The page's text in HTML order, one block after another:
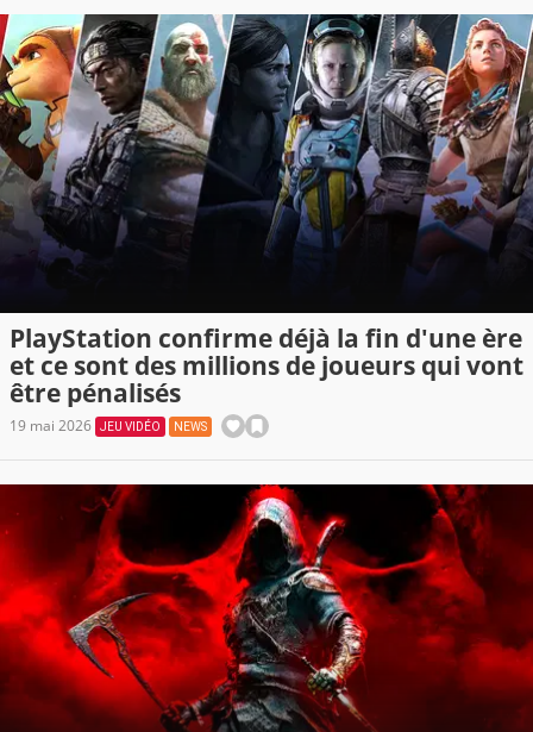
PlayStation confirme déjà la fin d'une ère
et ce sont des millions de joueurs qui vont
être pénalisés
19 mai 2026 JEU VIDÉO NEWS